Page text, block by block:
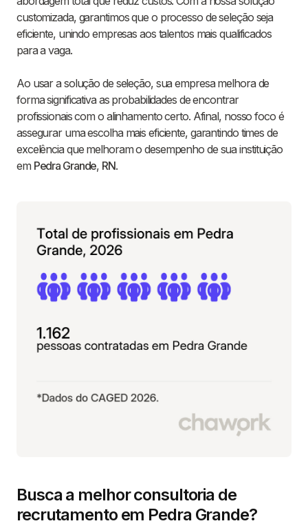
customizada, garantimos que o processo de seleção seja
eficiente, unindo empresas aos talentos mais qualificados
para a vaga.
Ao usar a solução de seleção, sua empresa melhora de
forma significativa as probabilidades de encontrar
profissionais com o alinhamento certo. Afinal, nosso foco é
assegurar uma escolha mais eficiente, garantindo times de
excelência que melhoram o desempenho de sua instituição
em Pedra Grande, RN.
Busca a melhor consultoria de
recrutamento em Pedra Grande?